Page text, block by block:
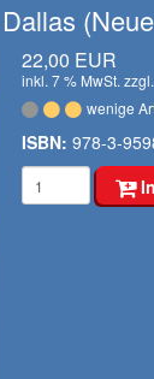
22,00 EUR
inkl. 7 % MwSt. zzgl.
wenige
ISBN: 978-3-